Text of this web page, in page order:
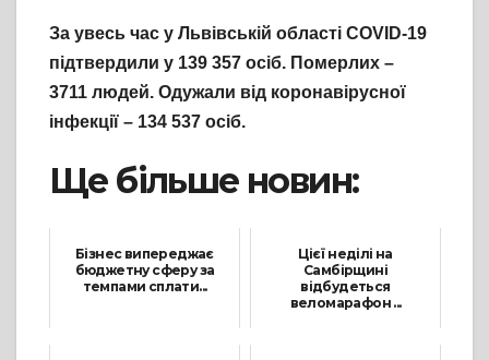
За увесь час у Львівській області COVID-19
підтвердили у 139 357 осіб. Померлих –
3711 людей. Одужали від коронавірусної
інфекції – 134 537 осіб.
Ще більше новин:
Бізнес випереджає
бюджетну сферу за
темпами сплати...
Цієї неділі на
Самбірщині
відбудеться
веломарафон ...